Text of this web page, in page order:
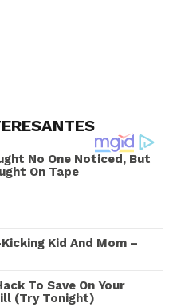
No One Noticed, But
On Tape
Kid And Mom –
To Save On Your
(Try Tonight)